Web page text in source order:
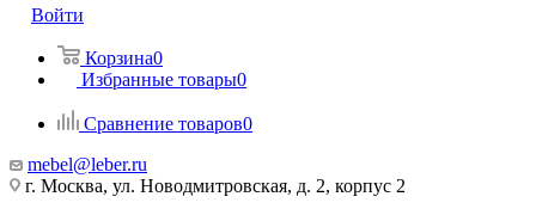
Войти
Корзина0
Избранные товары0
Сравнение товаров0
mebel@leber.ru
г. Москва, ул. Новодмитровская, д. 2, корпус 2